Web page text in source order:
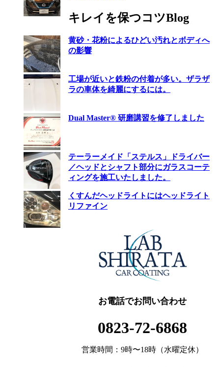
キレイを保つコツBlog
黄砂・花粉によるひどい汚れとボディへ
の影響
工場が近いと鉄粉の付着が多い。ザラザ
ラの車体を綺麗にするには。
Dual Master® 研磨講習を修了しました
テーラーメイド「ステルス」ドライバー
／ヘッドとシャフト部分にガラスコーテ
ィングを施工いたしました。
くすんだヘッドライトにはヘッドライト
リファイン
お電話でお問い合わせ
0823-72-6868
営業時間：9時〜18時（水曜定休）